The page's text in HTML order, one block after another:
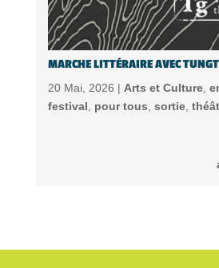
MARCHE LITTÉRAIRE AVEC
20 Mai, 2026 | Arts et Culture,
festival, pour tous, sortie,